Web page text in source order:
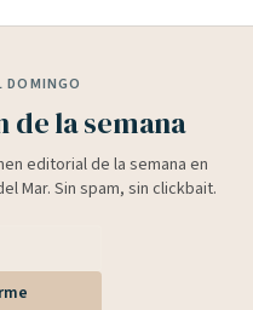
DOMINGO
de la semana
editorial de la semana en
Mar. Sin spam, sin clickbait.